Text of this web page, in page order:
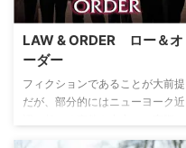
LAW & ORDER ロー＆オ
ーダー
フィクションであることが大前提
だが、部分的にはニューヨーク近
事件を基にしている本作。地元で